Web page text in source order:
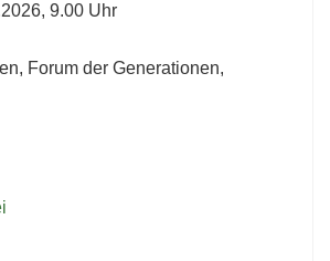
9.00 Uhr
Forum der Generationen,